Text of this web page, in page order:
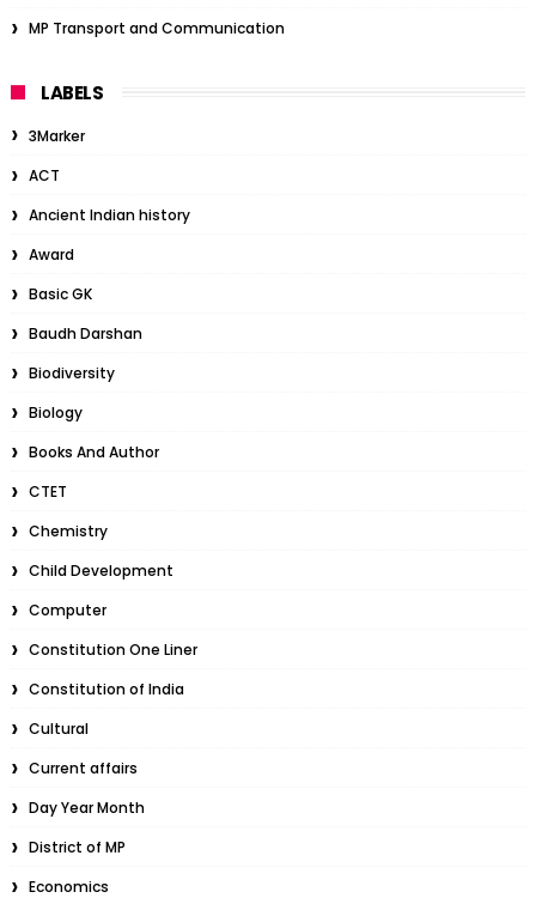
MP Transport and Communication
LABELS
3Marker
ACT
Ancient Indian history
Award
Basic GK
Baudh Darshan
Biodiversity
Biology
Books And Author
CTET
Chemistry
Child Development
Computer
Constitution One Liner
Constitution of India
Cultural
Current affairs
Day Year Month
District of MP
Economics